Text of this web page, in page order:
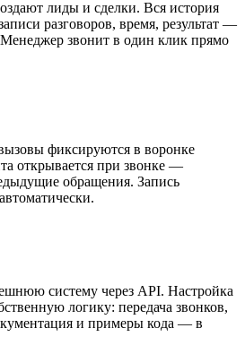
лиды и сделки. Вся история
разговоров, время, результат —
Менеджер звонит в один клик прямо
фиксируются в воронке
открывается при звонке —
обращения. Запись
систему через API. Настройка
логику: передача звонков,
и примеры кода — в